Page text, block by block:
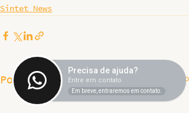
Sintet News
Posts recentes Ver tudo
Precisa de ajuda?
Entre em contato.
Em breve, entraremos em contato.